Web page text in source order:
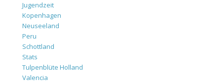
Jugendzeit
Kopenhagen
Neuseeland
Peru
Schottland
Stats
Tulpenblüte Holland
Valencia